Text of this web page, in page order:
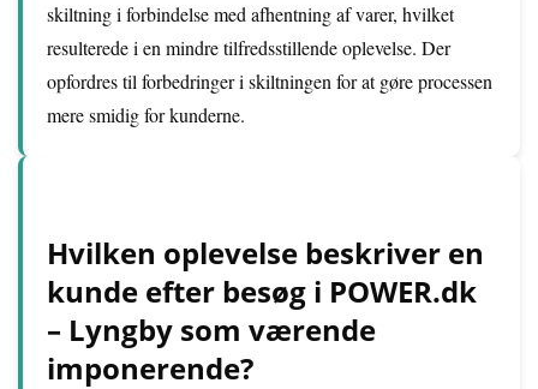
skiltning i forbindelse med afhentning af varer, hvilket
resulterede i en mindre tilfredsstillende oplevelse. Der
opfordres til forbedringer i skiltningen for at gøre processen
mere smidig for kunderne.
Hvilken oplevelse beskriver en
kunde efter besøg i POWER.dk
– Lyngby som værende
imponerende?